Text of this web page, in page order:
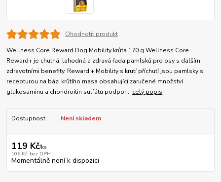
Ohodnotit produkt
Wellness Core Reward Dog Mobility krůta 170 g Wellness Core
Reward+ je chutná, lahodná a zdravá řada pamlsků pro psy s dalšími
zdravotními benefity. Reward + Mobility s krutí příchutí jsou pamlsky s
recepturou na bázi krůtího masa obsahující zaručené množství
glukosaminu a chondroitin sulfátu podpor... celý popis
Dostupnost Není skladem
119 Kč/ks
106 Kč bez DPH
Momentálně není k dispozici